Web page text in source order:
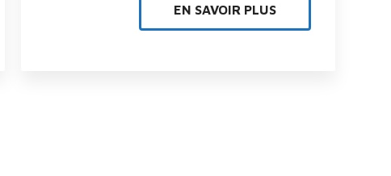
EN SAVOIR PLUS